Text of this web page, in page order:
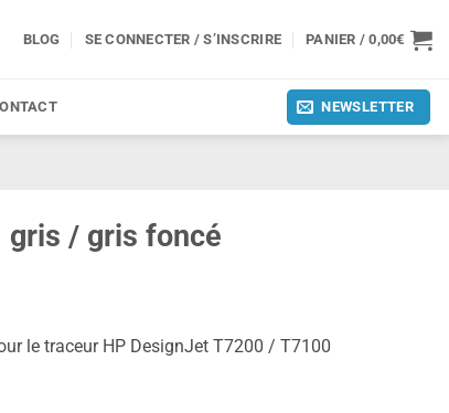
BLOG SE CONNECTER / S’INSCRIRE PANIER /0,00€
NEWSLETTER
gris / gris foncé
le traceur HP DesignJet T7200 / T7100